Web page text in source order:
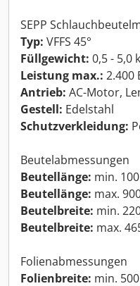
SEPP
Typ: VFFS 45°
Füllgewicht: 0,5 - 5,0
Leistung max.: 2.400
Antrieb: AC-Motor,
Gestell: Edelstahl
Schutzverkleidung:
Beutelabmessungen
Beutellänge: min.
Beutellänge: max.
Beutelbreite: min.
Beutelbreite: max.
Folienabmessungen
Folienbreite: min.